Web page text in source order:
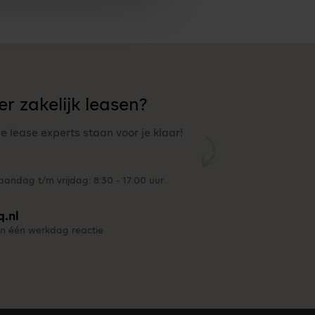
zakelijk leasen?
lease experts staan voor je klaar!
t/m vrijdag: 8:30 - 17:00 uur.
één werkdag reactie